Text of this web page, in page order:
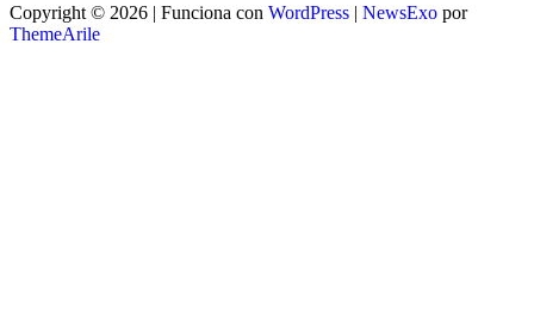
Copyright © 2026 | Funciona con WordPress | NewsExo por
ThemeArile